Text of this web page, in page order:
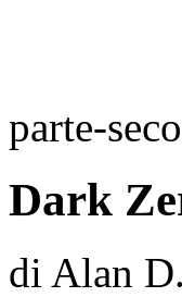
parte-
Dark
di Alan